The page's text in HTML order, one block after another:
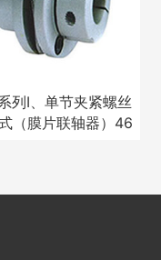
列Ⅰ、单节夹紧螺丝
（膜片联轴器）46